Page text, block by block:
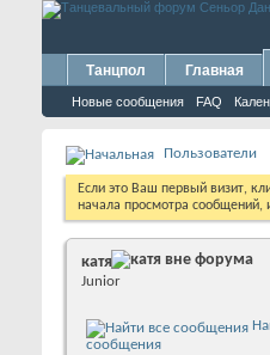
Танцпол Главная
Новые сообщения FAQ
Пользователи
Если это Ваш первый визит,
начала просмотра сообщений,
катя
Junior
сообщения